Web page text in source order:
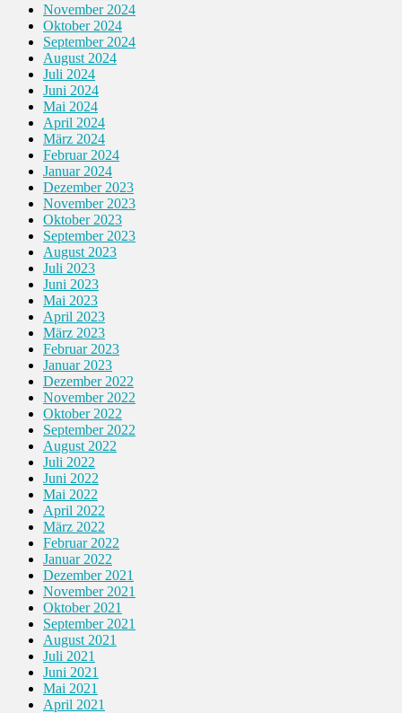
November 2024
Oktober 2024
September 2024
August 2024
Juli 2024
Juni 2024
Mai 2024
April 2024
März 2024
Februar 2024
Januar 2024
Dezember 2023
November 2023
Oktober 2023
September 2023
August 2023
Juli 2023
Juni 2023
Mai 2023
April 2023
März 2023
Februar 2023
Januar 2023
Dezember 2022
November 2022
Oktober 2022
September 2022
August 2022
Juli 2022
Juni 2022
Mai 2022
April 2022
März 2022
Februar 2022
Januar 2022
Dezember 2021
November 2021
Oktober 2021
September 2021
August 2021
Juli 2021
Juni 2021
Mai 2021
April 2021